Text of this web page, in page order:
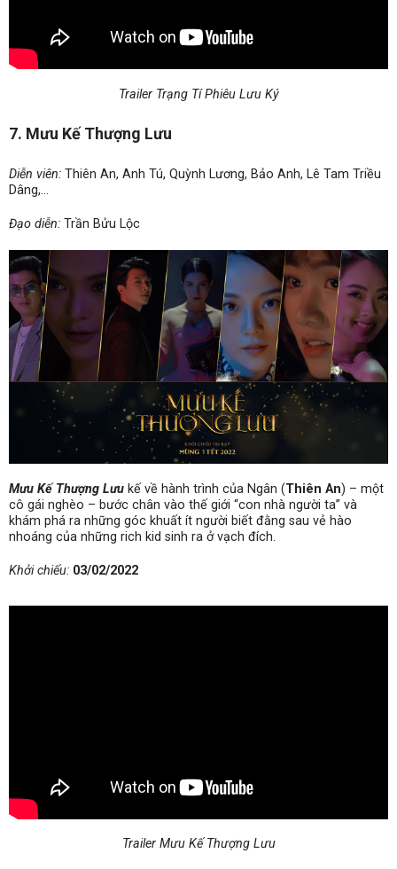
Trailer Trạng Tí Phiêu Lưu Ký
7. Mưu Kế Thượng Lưu
Diễn viên: Thiên An, Anh Tú, Quỳnh Lương, Bảo Anh, Lê Tam Triều
Dâng,…
Đạo diễn: Trần Bửu Lộc
Mưu Kế Thượng Lưu kế về hành trình của Ngân (Thiên An) – một
cô gái nghèo – bước chân vào thế giới “con nhà người ta” và
khám phá ra những góc khuất ít người biết đằng sau vẻ hào
nhoáng của những rich kid sinh ra ở vạch đích.
Khởi chiếu: 03/02/2022
Trailer Mưu Kế Thượng Lưu